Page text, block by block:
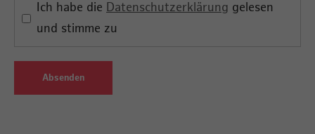
Ich habe die Datenschutzerklärung gelesen
und stimme zu
Absenden